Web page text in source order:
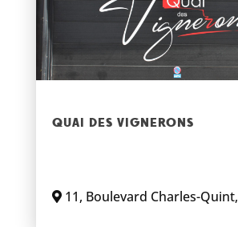
QUAI DES VIGNERONS
11, Boulevard Charles-Quint,